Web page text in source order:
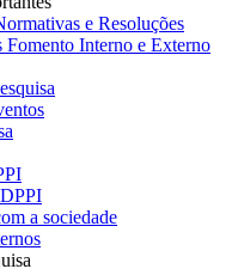
e Resoluções
Fomento Interno e Externo
a sociedade